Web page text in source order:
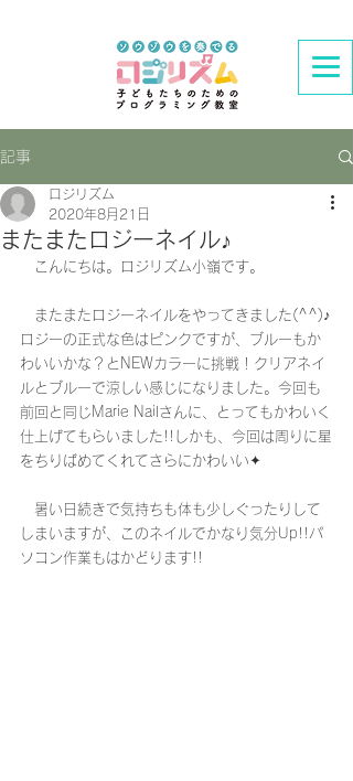
記事
またまたロジーネイル♪
ロジリズム
2020年8月21日
こんにちは。ロジリズム小嶺です。
またまたロジーネイルをやってきました(^^)♪
ロジーの正式な色はピンクですが、ブルーもか
わいいかな？とNEWカラーに挑戦！クリアネイ
ルとブルーで涼しい感じになりました。今回も
前回と同じMarie Nailさんに、とってもかわいく
仕上げてもらいました!!しかも、今回は周りに星
をちりばめてくれてさらにかわいい✦
暑い日続きで気持ちも体も少しぐったりして
しまいますが、このネイルでかなり気分Up!!パ
ソコン作業もはかどります!!